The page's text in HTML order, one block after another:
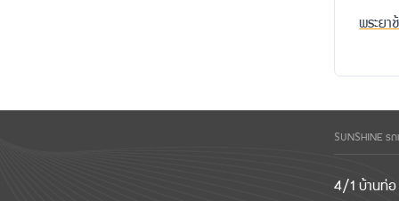
พระยา
SUNSHINE ร
4/1 บ้านท่อ